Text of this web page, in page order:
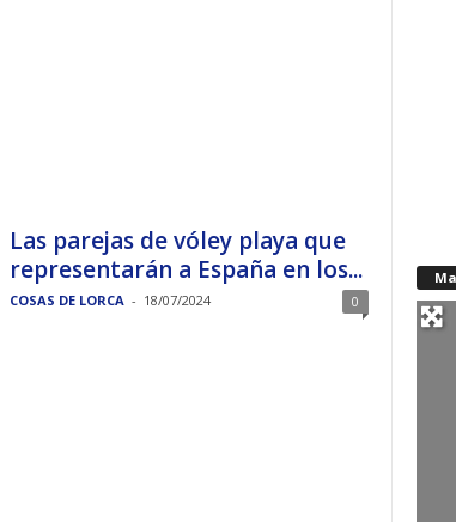
Las parejas de vóley playa que
representarán a España en los...
COSAS DE LORCA - 18/07/2024 0